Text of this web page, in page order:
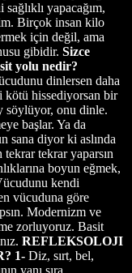
yapacağım,
Birçok insan kilo
için değil, ama
gibidir. Sizce
yolu nedir?
dinlersen daha
kötü hissediyorsan bir
söylüyor, onu dinle.
başlar. Ya da
sana diyor ki aslında
tekrar yaparsın
boyun eğmek,
kendi
vücuduna göre
Modernizm ve
zorluyoruz. Basit
REFLEKSOLOJI
1- Diz, sırt, bel,
yanı sıra